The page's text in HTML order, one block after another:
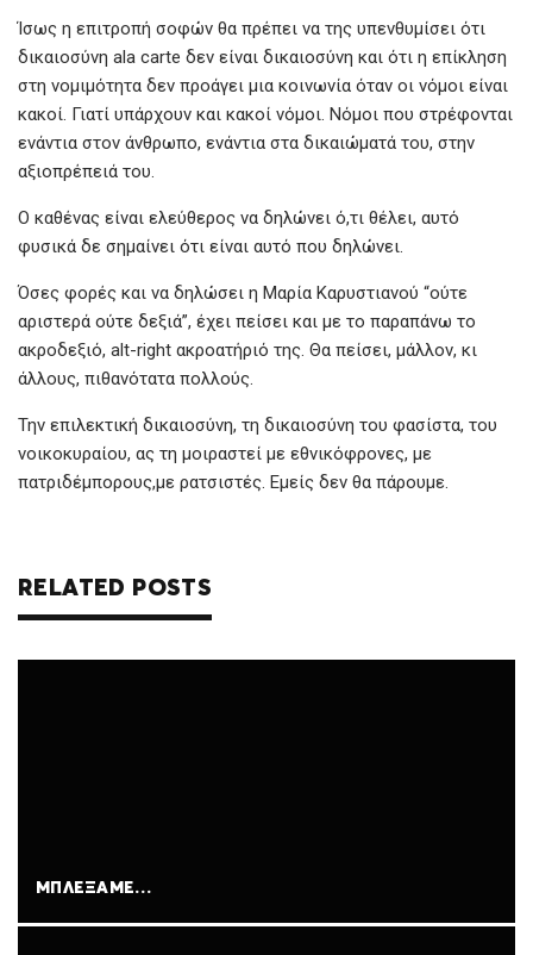
Ίσως η επιτροπή σοφών θα πρέπει να της υπενθυμίσει ότι
δικαιοσύνη ala carte δεν είναι δικαιοσύνη και ότι η επίκληση
στη νομιμότητα δεν προάγει μια κοινωνία όταν οι νόμοι είναι
κακοί. Γιατί υπάρχουν και κακοί νόμοι. Νόμοι που στρέφονται
ενάντια στον άνθρωπο, ενάντια στα δικαιώματά του, στην
αξιοπρέπειά του.
Ο καθένας είναι ελεύθερος να δηλώνει ό,τι θέλει, αυτό
φυσικά δε σημαίνει ότι είναι αυτό που δηλώνει.
Όσες φορές και να δηλώσει η Μαρία Καρυστιανού “ούτε
αριστερά ούτε δεξιά”, έχει πείσει και με το παραπάνω το
ακροδεξιό, alt-right ακροατήριό της. Θα πείσει, μάλλον, κι
άλλους, πιθανότατα πολλούς.
Την επιλεκτική δικαιοσύνη, τη δικαιοσύνη του φασίστα, του
νοικοκυραίου, ας τη μοιραστεί με εθνικόφρονες, με
πατριδέμπορους,με ρατσιστές. Εμείς δεν θα πάρουμε.
RELATED POSTS
ΜΠΛΈΞΑΜΕ…